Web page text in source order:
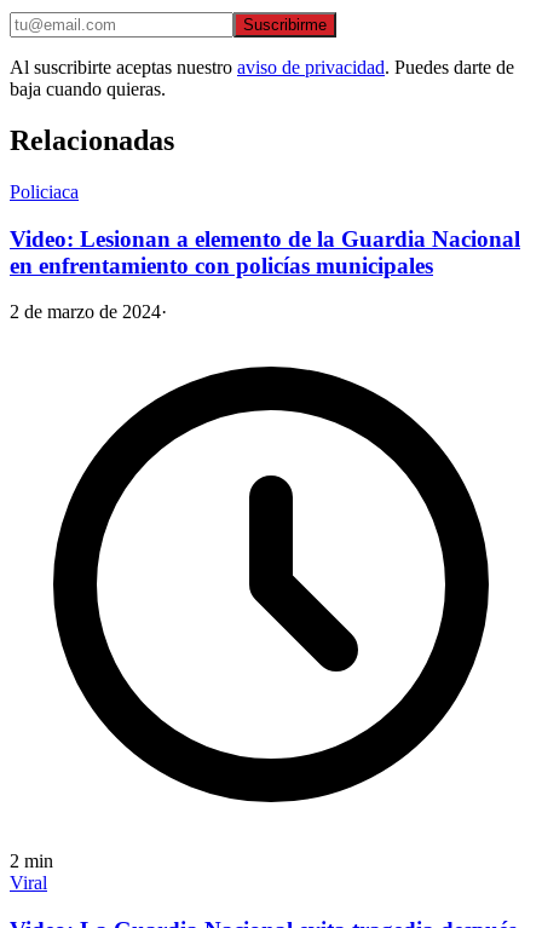
Suscribirme
Al suscribirte aceptas nuestro aviso de privacidad. Puedes darte de
baja cuando quieras.
Relacionadas
Policiaca
Video: Lesionan a elemento de la Guardia Nacional
en enfrentamiento con policías municipales
2 de marzo de 2024·
2 min
Viral